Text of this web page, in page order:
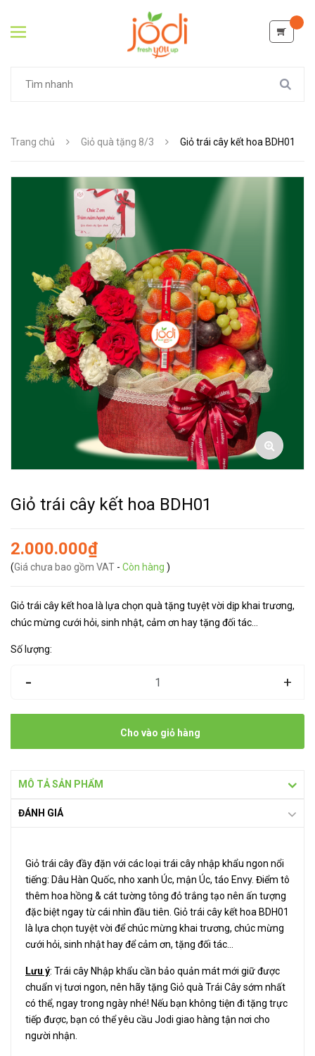
Trang chủ Giỏ quà tặng 8/3 Giỏ trái cây kết hoa BDH01
Giỏ trái cây kết hoa BDH01
2.000.000₫
(Giá chưa bao gồm VAT - Còn hàng )
Giỏ trái cây kết hoa là lựa chọn quà tặng tuyệt vời dịp khai trương,
chúc mừng cưới hỏi, sinh nhật, cảm ơn hay tặng đối tác...
Số lượng:
- +
Cho vào giỏ hàng
MÔ TẢ SẢN PHẨM
ĐÁNH GIÁ
Giỏ trái cây đầy đặn với các loại trái cây nhập khẩu ngon nổi
tiếng: Dâu Hàn Quốc, nho xanh Úc, mận Úc, táo Envy. Điểm tô
thêm hoa hồng & cát tường tông đỏ trắng tạo nên ấn tượng
đặc biệt ngay từ cái nhìn đầu tiên. Giỏ trái cây kết hoa BDH01
là lựa chọn tuyệt vời để chúc mừng khai trương, chúc mừng
cưới hỏi, sinh nhật hay để cảm ơn, tặng đối tác...
Lưu ý: Trái cây Nhập khẩu cần bảo quản mát mới giữ được
chuẩn vị tươi ngon, nên hãy tặng Giỏ quà Trái Cây sớm nhất
có thể, ngay trong ngày nhé! Nếu bạn không tiện đi tặng trực
tiếp được, bạn có thể yêu cầu Jodi giao hàng tận nơi cho
người nhận.